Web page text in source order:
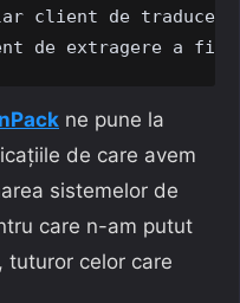
client de
de extragere a
ne pune la
de care avem
sistemelor de
care n-am putut
tuturor celor care